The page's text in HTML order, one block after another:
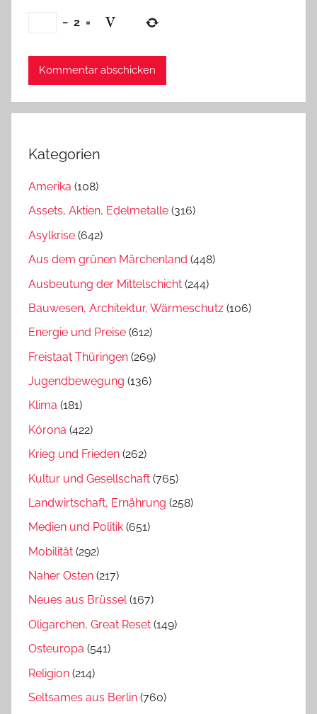
− 2 =
Kategorien
Amerika (108)
Assets, Aktien, Edelmetalle (316)
Asylkrise (642)
Aus dem grünen Märchenland (448)
Ausbeutung der Mittelschicht (244)
Bauwesen, Architektur, Wärmeschutz (106)
Energie und Preise (612)
Freistaat Thüringen (269)
Jugendbewegung (136)
Klima (181)
Kórona (422)
Krieg und Frieden (262)
Kultur und Gesellschaft (765)
Landwirtschaft, Ernährung (258)
Medien und Politik (651)
Mobilität (292)
Naher Osten (217)
Neues aus Brüssel(167)
Oligarchen, Great Reset (149)
Osteuropa (541)
Religion (214)
Seltsames aus Berlin (760)